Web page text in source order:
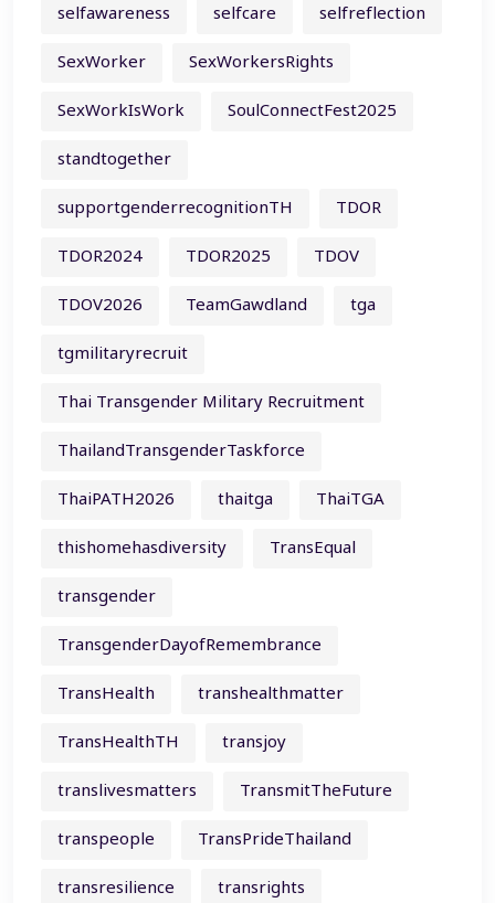
selfawareness
selfcare
selfreflection
SexWorker
SexWorkersRights
SexWorkIsWork
SoulConnectFest2025
standtogether
supportgenderrecognitionTH
TDOR
TDOR2024
TDOR2025
TDOV
TDOV2026
TeamGawdland
tga
tgmilitaryrecruit
Thai Transgender Military Recruitment
ThailandTransgenderTaskforce
ThaiPATH2026
thaitga
ThaiTGA
thishomehasdiversity
TransEqual
transgender
TransgenderDayofRemembrance
TransHealth
transhealthmatter
TransHealthTH
transjoy
translivesmatters
TransmitTheFuture
transpeople
TransPrideThailand
transresilience
transrights